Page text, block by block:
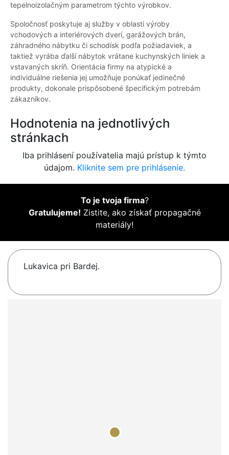
tepelnoizolačným parametrom týchto výrobkov.
Spoločnosť poskytuje aj služby v oblasti výroby
vchodových a interiérových dverí, garážových brán,
záhradného nábytku či schodísk podľa požiadaviek, a
taktiež vyrába ďalší nábytok vrátane kuchynských liniek a
vstavaných skríň. Orientácia firmy na atypické a
individuálne riešenia jej umožňuje ponúkať jedinečné
produkty, dokonale prispôsobené špecifickým potrebám
zákazníkov.
Hodnotenia na jednotlivých
stránkach
Iba prihlásení používatelia majú prístup k týmto
údajom. Kliknite sem pre prihlásenie.
To je tvoja firma?
Gratulujeme! Zistite, ako získať propagačné
materiály!
Lukavica pri Bardej.